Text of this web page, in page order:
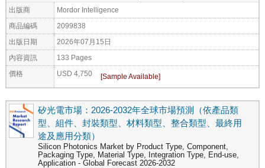
出版商 Mordor Intelligence
商品編碼 2099838
出版日期 2026年07月15日
內容資訊 133 Pages
價格 USD 4,750
矽光電市場：2026-2032年全球市場預測（依產品類
型、組件、封裝類型、材料類型、整合類型、最終用
途及應用分類）
Silicon Photonics Market by Product Type, Component,
Packaging Type, Material Type, Integration Type, End-use,
Application - Global Forecast 2026-2032